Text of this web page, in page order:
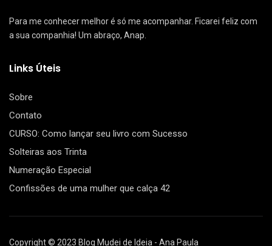
Para me conhecer melhor é só me acompanhar. Ficarei feliz com
a sua companhia! Um abraço, Anap.
Links Úteis
Sobre
Contato
CURSO: Como lançar seu livro com Sucesso
Solteiras aos Trinta
Numeração Especial
Confissões de uma mulher que calça 42
Copyright © 2023 Blog Mudei de Ideia - Ana Paula